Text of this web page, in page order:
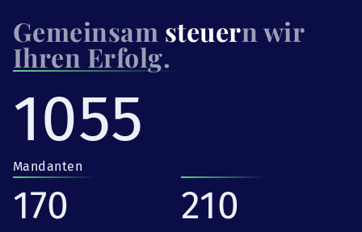
Gemeinsam steuern wir
Ihren Erfolg.
1055
Mandanten
170 210